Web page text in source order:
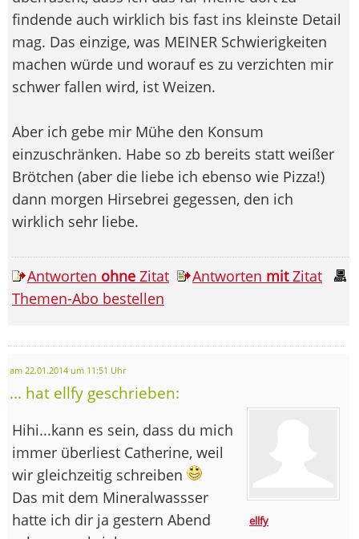
findende auch wirklich bis fast ins kleinste Detail
mag. Das einzige, was MEINER Schwierigkeiten
machen würde und worauf es zu verzichten mir
schwer fallen wird, ist Weizen.
Aber ich gebe mir Mühe den Konsum
einzuschränken. Habe so zb bereits statt weißer
Brötchen (aber die liebe ich ebenso wie Pizza!)
dann morgen Hirsebrei gegessen, den ich
wirklich sehr liebe.
Antworten ohne Zitat Antworten mitZitat
Themen-Abo bestellen
am 22.01.2014 um 11:51 Uhr
... hat ellfy geschrieben:
ellfy
Hihi...kann es sein, dass du mich
immer überliest Catherine, weil
wir gleichzeitig schreiben
Das mit dem Mineralwassser
hatte ich dir ja gestern Abend